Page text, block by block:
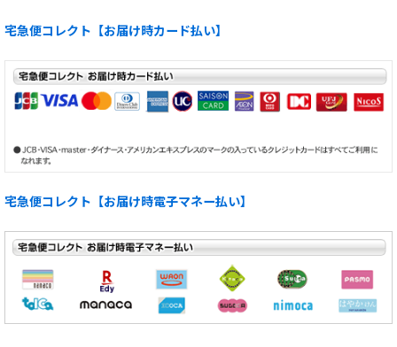
宅急便コレクト【お届け時カード払い】
宅急便コレクト【お届け時電子マネー払い】